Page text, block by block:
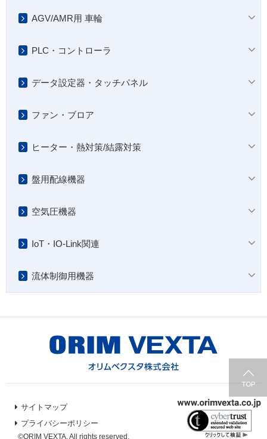
AGV/AMR用 車輪
PLC・コントローラ
データ設定器・タッチパネル
ファン・ブロア
ヒーター・熱対策/結露対策
盤用配線機器
空気圧機器
IoT・IO-Link関連
流体制御用機器
サイトマップ
プライバシーポリシー
©ORIM VEXTA. All rights reserved.